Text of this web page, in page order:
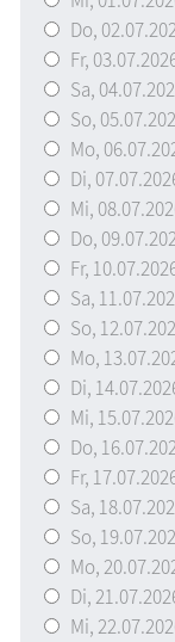
Do,
Fr,
Sa,
So,
Mo,
Di,
Mi,
Do,
Fr,
Sa,
So,
Mo,
Di,
Mi,
Do,
Fr,
Sa,
So,
Mo,
Di,
Mi,